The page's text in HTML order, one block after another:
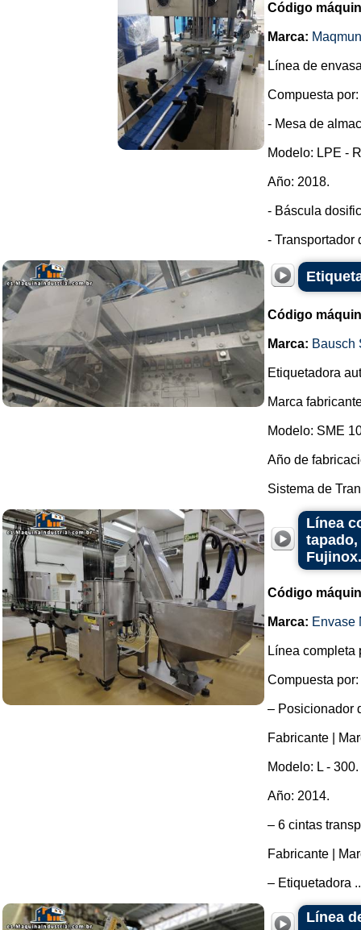
Código
Marca:
Línea de
Compuesta por:
- Mesa de
Modelo: LPE -
Año: 2018.
- Báscula
- Transportador
Código
Marca: Bausch
Etiquetadora
Marca
Modelo: SME
Año de
Sistema de
Línea
Fujinox.
Código
Marca: Envase
Línea completa
Compuesta por:
– Posicionador
Fabricante |
Modelo: L - 300.
Año: 2014.
– 6 cintas
Fabricante |
– Etiquetadora
Línea